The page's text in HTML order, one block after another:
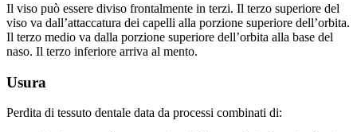
Il viso può essere diviso frontalmente in terzi. Il terzo superiore del
viso va dall’attaccatura dei capelli alla porzione superiore dell’orbita.
Il terzo medio va dalla porzione superiore dell’orbita alla base del
naso. Il terzo inferiore arriva al mento.
Usura
Perdita di tessuto dentale data da processi combinati di: